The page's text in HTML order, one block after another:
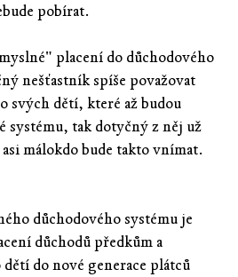
pobírat.
placení do důchodového
nešťastník spíše považovat
svých dětí, které až budou
systému, tak dotyčný z něj už
málokdo bude takto vnímat.
důchodového systému je
důchodů předkům a
do nové generace plátců